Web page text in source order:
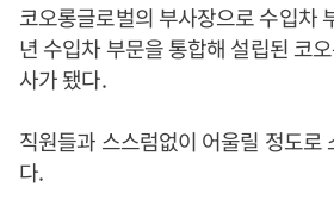
코오롱글로벌의 부사장으로 수입차
년 수입차 부문을 통합해 설립된 코
사가 됐다.
직원들과 스스럼없이 어울릴 정도로
다.